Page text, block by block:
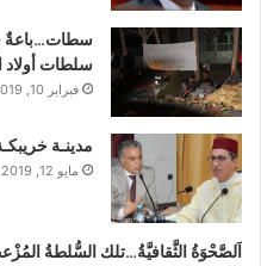
سطات…باعةٌ
سلطات أولاد
فبراير 10, 2019
مدينـة
مايو 12, 2019
اَلصَّحْوَةُ الثَّقافيَّةُ…تلك السُّلطةُ